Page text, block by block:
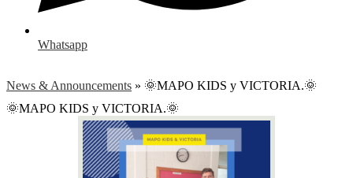
Whatsapp
News & Announcements » 🌞MAPO KIDS y VICTORIA.🌞
🌞MAPO KIDS y VICTORIA.🌞